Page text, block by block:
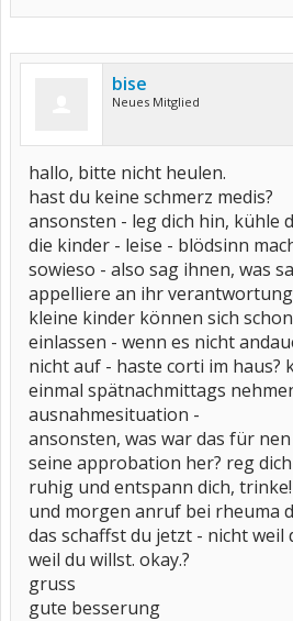
bise
Neues Mitglied
hallo, bitte nicht heulen.
hast du keine schmerz medis?
ansonsten - leg dich hin, kühle
die kinder - leise - blödsinn
sowieso - also sag ihnen, was
appelliere an ihr
kleine kinder können sich
einlassen - wenn es nicht
nicht auf - haste corti im haus?
einmal spätnachmittags
ausnahmesituation -
ansonsten, was war das für
seine approbation her? reg
ruhig und entspann dich, trinke!
und morgen anruf bei rheuma
das schaffst du jetzt - nicht weil
weil du willst. okay.?
gruss
gute besserung